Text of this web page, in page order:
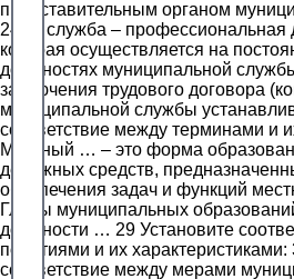
представительным органом
24 … служба – профессиональная
которая осуществляется на
должностях муниципальной
заключения трудового договора
муниципальной службы
соответствие между терминами и
Местный … – это форма
денежных средств,
обеспечения задач и функций
Главы муниципальных
должности … 29 Установите
понятиями и их характеристиками:
соответствие между мерами